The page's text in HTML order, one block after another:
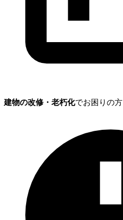
建物の改修・老朽化でお困りの方